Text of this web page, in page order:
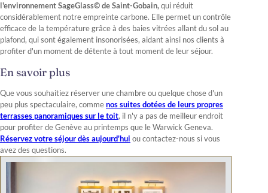
l'environnement SageGlass© de Saint-Gobain,qui réduit
considérablement notre empreinte carbone. Elle permet un contrôle
efficace de la température grâce à des baies vitrées allant du sol au
plafond, qui sont également insonorisées, aidant ainsi nos clients à
profiter d'un moment de détente à tout moment de leur séjour.
En savoir plus
Que vous souhaitiez réserver une chambre ou quelque chose d'un
peu plus spectaculaire, commenos suites dotées de leurs propres
terrasses panoramiques sur le toit, il n'y a pas de meilleur endroit
pour profiter de Genève au printemps que le Warwick Geneva.
Réservez votre séjour dès aujourd'hui ou contactez-nous si vous
avez des questions.